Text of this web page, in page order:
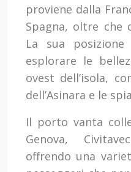
proviene dalla
Spagna, oltre che
La sua
esplorare le
ovest dell’isola,
dell’Asinara e le
Il porto vanta
Genova,
offrendo una